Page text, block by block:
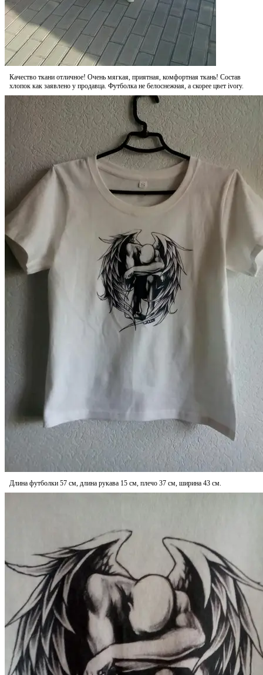
Качество ткани отличное! Очень мягкая, приятная, комфортная ткань! Состав
хлопок как заявлено у продавца. Футболка не белоснежная, а скорее цвет ivory.
Длина футболки 57 см, длина рукава 15 см, плечо 37 см, ширина 43 см.